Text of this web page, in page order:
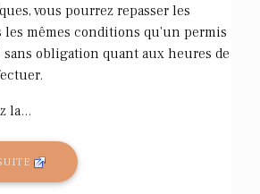
vous pourrez repasser les
les mêmes conditions qu'un permis
obligation quant aux heures de
la...